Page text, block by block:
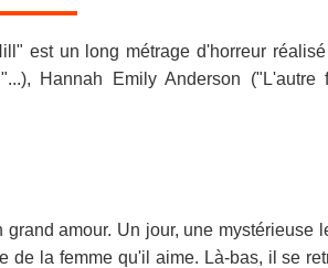
est un long métrage d'horreur
Hannah Emily Anderson ("L'autre
amour. Un jour, une mystérieuse
la femme qu'il aime. Là-bas, il se